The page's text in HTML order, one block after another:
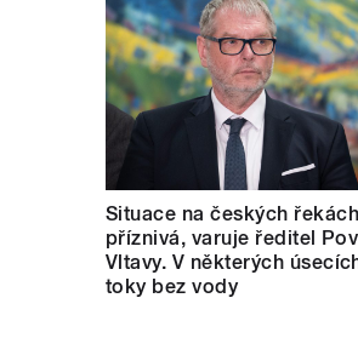
Situace na českých
příznivá, varuje ředitel
Vltavy. V některých
toky bez vody